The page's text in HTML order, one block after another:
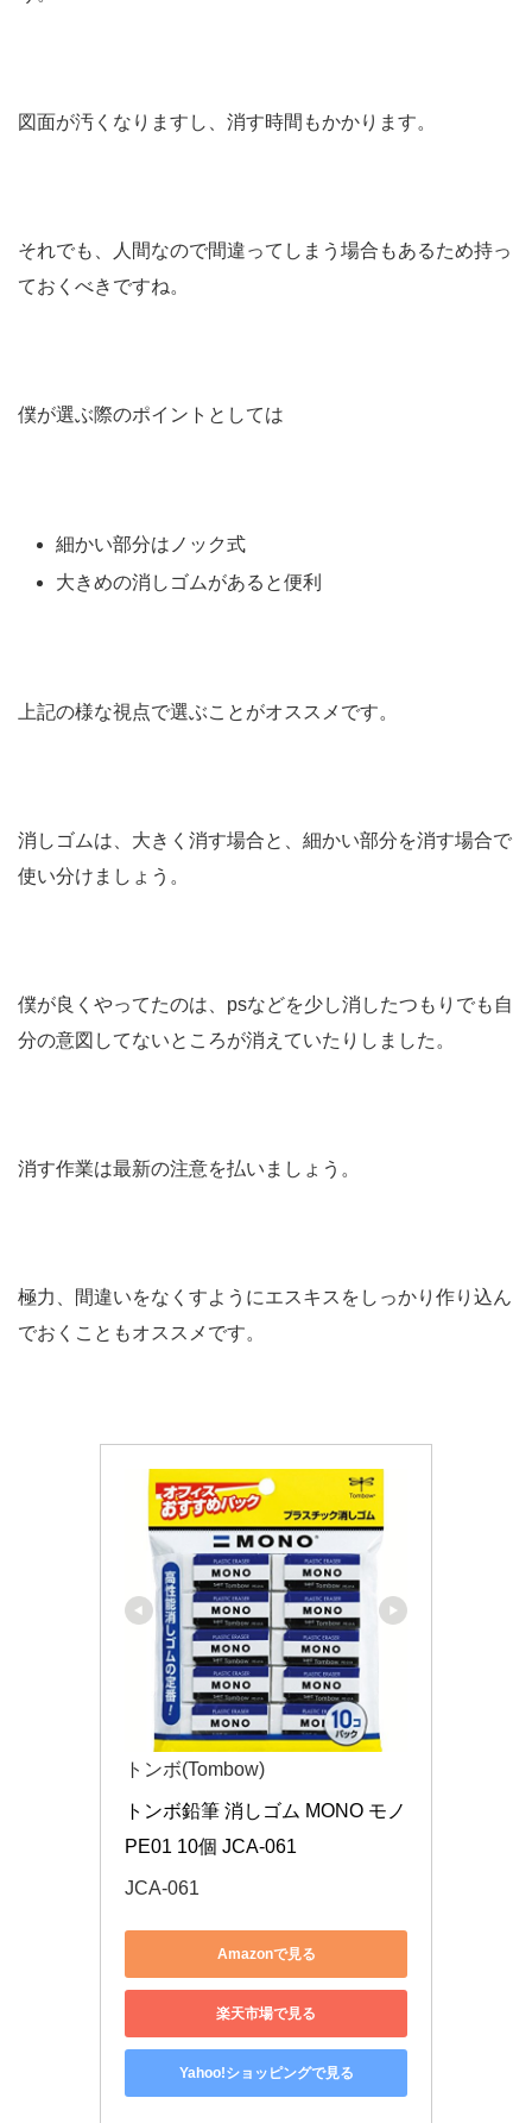
図面が汚くなりますし、消す時間もかかります。
それでも、人間なので間違ってしまう場合もあるため持っ
ておくべきですね。
僕が選ぶ際のポイントとしては
細かい部分はノック式
大きめの消しゴムがあると便利
上記の様な視点で選ぶことがオススメです。
消しゴムは、大きく消す場合と、細かい部分を消す場合で
使い分けましょう。
僕が良くやってたのは、psなどを少し消したつもりでも自
分の意図してないところが消えていたりしました。
消す作業は最新の注意を払いましょう。
極力、間違いをなくすようにエスキスをしっかり作り込ん
でおくこともオススメです。
トンボ(Tombow)
トンボ鉛筆 消しゴム MONO モノ
PE01 10個 JCA-061
JCA-061
Amazonで見る
楽天市場で見る
Yahoo!ショッピングで見る